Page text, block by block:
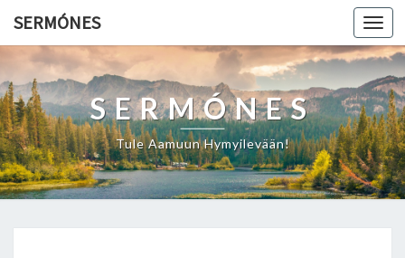
SERMÓNES
SERMÓNES
Tule Aamuun Hymyilevään!